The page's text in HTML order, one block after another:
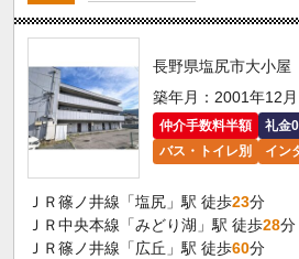
長野県塩尻市大小屋
築年月：2001年12
仲介手数料半額 礼金0
バス・トイレ別
イン
ＪＲ篠ノ井線「塩尻」駅 徒歩23分
ＪＲ中央本線「みどり湖」駅 徒歩28分
ＪＲ篠ノ井線「広丘」駅 徒歩60分